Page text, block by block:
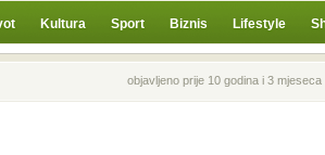
Kultura Sport Biznis Lifestyle
Prethodna vijestobjavljeno prije 10 godina i 3 mjeseca